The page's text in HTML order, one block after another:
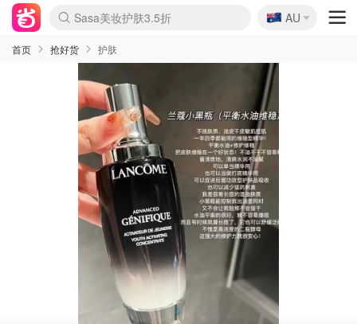
lululemon本周上新
Sasa美妆护肤3.5折
SSENSE年中3折
FreshBeauty好价汇总
Cettire降价+叠9折
Farfetch折上8折
WWS Coles超市实拍
viagogo二手票捡漏
Myer清仓1折起
The Outnet奢牌1折起
David Jones 3折起
Flannels大牌1折
Perfumes Club护肤1折
AMIRO返校季6.2折
Oweek抽奖送Airpods
Amazon折扣汇总
eToro入金$200送$50
Amazon数码好物
ICONIC本周7.5折
ThedoubleF高奢地板价
Moose Knuckles 6折
丝芙兰5折起
EUFY官网3.7折起
Selenichast首饰2折
Trip机票酒店促销
YSL送5件彩妆礼
Amazon家居好物
BIGBANG巡演开票
David Jones时尚3折
Amazon美妆护肤
雅漾大喷$8
过敏原检测盒$33
伊索独家赠50ml沐浴露
科颜氏送高保湿面霜
SEALIFE海洋馆门票6折
丝塔芙大白罐$16
订阅Newsletter送香薰
Cult Beauty 6.8折
Harrods圣诞日历2.3折
LN-CC奢牌私促3折
d'Alba空姐喷雾$16
EVE LOM套装逆天2折
Bernardelli独家4折
Adore Beauty 6折起
CT圣诞日历
Mytheresa奢品2.7折
🇦🇺
AU
首页 抢好货 护肤